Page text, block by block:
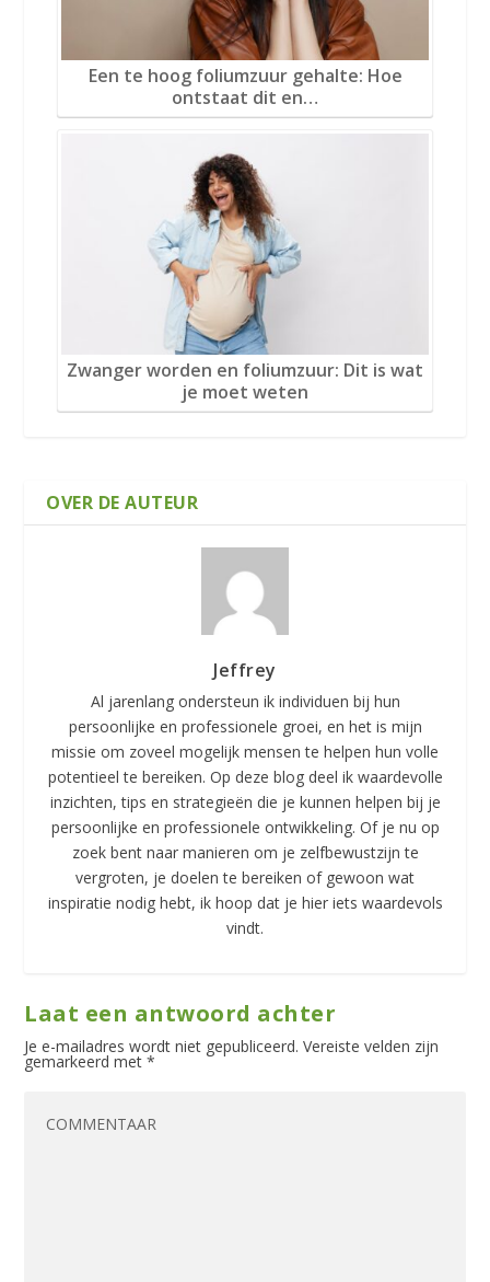
Een te hoog foliumzuur gehalte: Hoe
ontstaat dit en…
Zwanger worden en foliumzuur: Dit is wat
je moet weten
OVER DE AUTEUR
Jeffrey
Al jarenlang ondersteun ik individuen bij hun
persoonlijke en professionele groei, en het is mijn
missie om zoveel mogelijk mensen te helpen hun volle
potentieel te bereiken. Op deze blog deel ik waardevolle
inzichten, tips en strategieën die je kunnen helpen bij je
persoonlijke en professionele ontwikkeling. Of je nu op
zoek bent naar manieren om je zelfbewustzijn te
vergroten, je doelen te bereiken of gewoon wat
inspiratie nodig hebt, ik hoop dat je hier iets waardevols
vindt.
Laat een antwoord achter
Je e-mailadres wordt niet gepubliceerd. Vereiste velden zijn
gemarkeerd met*